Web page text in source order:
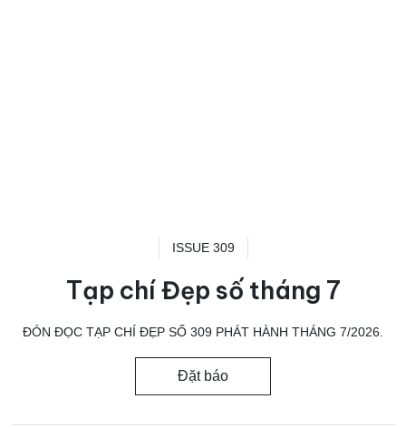
ISSUE 309
Tạp chí Đẹp số tháng 7
ĐÓN ĐỌC TẠP CHÍ ĐẸP SỐ 309 PHÁT HÀNH THÁNG 7/2026.
Đặt báo